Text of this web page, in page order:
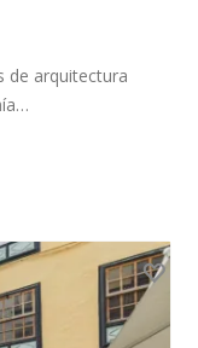
de arquitectura